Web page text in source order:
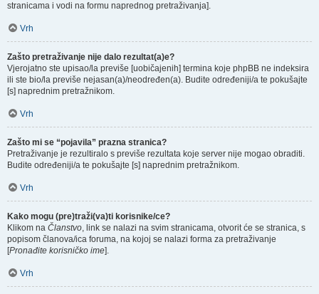
stranicama i vodi na formu naprednog pretraživanja].
Vrh
Zašto pretraživanje nije dalo rezultat(a)e?
Vjerojatno ste upisao/la previše [uobičajenih] termina koje phpBB ne indeksira
ili ste bio/la previše nejasan(a)/neodređen(a). Budite određeniji/a te pokušajte
[s] naprednim pretražnikom.
Vrh
Zašto mi se “pojavila” prazna stranica?
Pretraživanje je rezultiralo s previše rezultata koje server nije mogao obraditi.
Budite određeniji/a te pokušajte [s] naprednim pretražnikom.
Vrh
Kako mogu (pre)traži(va)ti korisnike/ce?
Klikom na Članstvo, link se nalazi na svim stranicama, otvorit će se stranica, s
popisom članova/ica foruma, na kojoj se nalazi forma za pretraživanje
[Pronađite korisničko ime].
Vrh